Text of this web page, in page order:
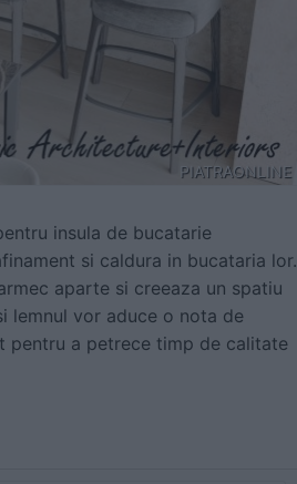
PIATRAONLINE
insula de bucatarie
si caldura in bucataria lor.
aparte si creeaza un spatiu
lemnul vor aduce o nota de
pentru a petrece timp de calitate